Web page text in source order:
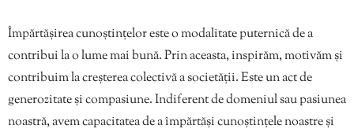
Împărtășirea cunoștințelor este o modalitate puternică de a
contribui la o lume mai bună. Prin aceasta, inspirăm, motivăm și
contribuim la creșterea colectivă a societății. Este un act de
generozitate și compasiune. Indiferent de domeniul sau pasiunea
noastră, avem capacitatea de a împărtăși cunoștințele noastre și